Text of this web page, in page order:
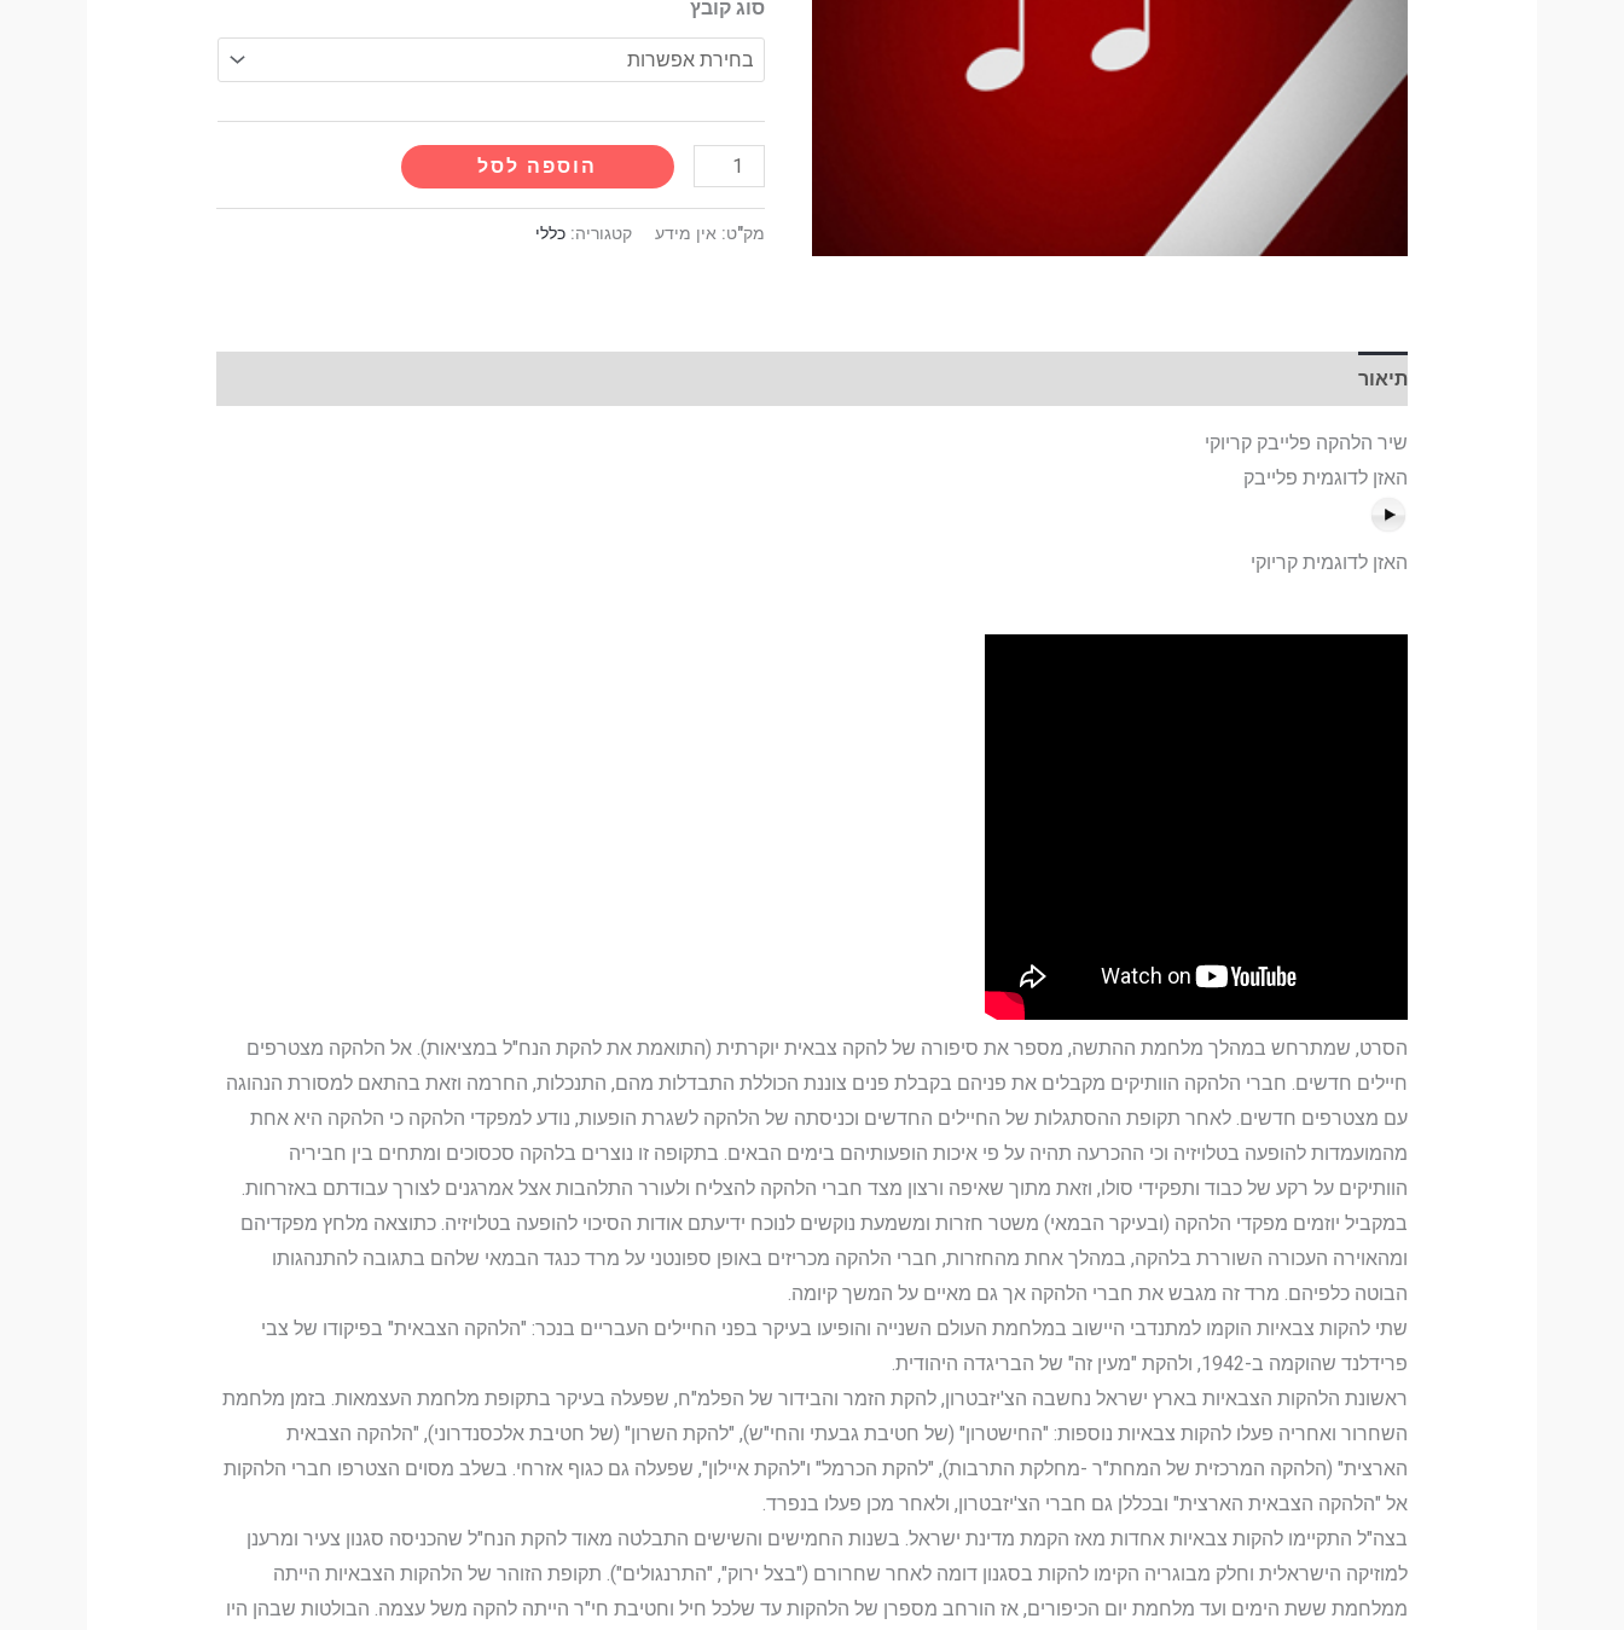
⁦₪ 49.00⁩
סוג קובץ
הוספה לסל
מק"ט:אין מידע קטגוריה:כללי
תיאור
שיר הלהקה פלייבק קריוקי
האזן לדוגמית פלייבק
האזן לדוגמית קריוקי
הסרט, שמתרחש במהלך מלחמת ההתשה, מספר את סיפורה של להקה צבאית יוקרתית (התואמת את להקת הנח"ל במציאות). אל הלהקה מצטרפים
חיילים חדשים. חברי הלהקה הוותיקים מקבלים את פניהם בקבלת פנים צוננת הכוללת התבדלות מהם, התנכלות, החרמה וזאת בהתאם למסורת הנהוגה
עם מצטרפים חדשים. לאחר תקופת ההסתגלות של החיילים החדשים וכניסתה של הלהקה לשגרת הופעות, נודע למפקדי הלהקה כי הלהקה היא אחת
מהמועמדות להופעה בטלויזיה וכי ההכרעה תהיה על פי איכות הופעותיהם בימים הבאים. בתקופה זו נוצרים בלהקה סכסוכים ומתחים בין חביריה
הוותיקים על רקע של כבוד ותפקידי סולו, וזאת מתוך שאיפה ורצון מצד חברי הלהקה להצליח ולעורר התלהבות אצל אמרגנים לצורך עבודתם באזרחות.
במקביל יוזמים מפקדי הלהקה (ובעיקר הבמאי) משטר חזרות ומשמעת נוקשים לנוכח ידיעתם אודות הסיכוי להופעה בטלויזיה. כתוצאה מלחץ מפקדיהם
ומהאוירה העכורה השוררת בלהקה, במהלך אחת מהחזרות, חברי הלהקה מכריזים באופן ספונטני על מרד כנגד הבמאי שלהם בתגובה להתנהגותו
הבוטה כלפיהם. מרד זה מגבש את חברי הלהקה אך גם מאיים על המשך קיומה.
שתי להקות צבאיות הוקמו למתנדבי היישוב במלחמת העולם השנייה והופיעו בעיקר בפני החיילים העבריים בנכר: "הלהקה הצבאית" בפיקודו של צבי
פרידלנד שהוקמה ב-1942, ולהקת "מעין זה" של הבריגדה היהודית.
ראשונת הלהקות הצבאיות בארץ ישראל נחשבה הצ'יזבטרון, להקת הזמר והבידור של הפלמ"ח, שפעלה בעיקר בתקופת מלחמת העצמאות. בזמן מלחמת
השחרור ואחריה פעלו להקות צבאיות נוספות: "החישטרון" (של חטיבת גבעתי והחי"ש), "להקת השרון" (של חטיבת אלכסנדרוני), "הלהקה הצבאית
הארצית" (הלהקה המרכזית של המחת"ר -מחלקת התרבות), "להקת הכרמל" ו"להקת איילון", שפעלה גם כגוף אזרחי. בשלב מסוים הצטרפו חברי הלהקות
אל "הלהקה הצבאית הארצית" ובכללן גם חברי הצ'יזבטרון, ולאחר מכן פעלו בנפרד.
בצה"ל התקיימו להקות צבאיות אחדות מאז הקמת מדינת ישראל. בשנות החמישים והשישים התבלטה מאוד להקת הנח"ל שהכניסה סגנון צעיר ומרענן
למוזיקה הישראלית וחלק מבוגריה הקימו להקות בסגנון דומה לאחר שחרורם ("בצל ירוק", "התרנגולים"). תקופת הזוהר של הלהקות הצבאיות הייתה
ממלחמת ששת הימים ועד מלחמת יום הכיפורים, אז הורחב מספרן של הלהקות עד שלכל חיל וחטיבת חי"ר הייתה להקה משל עצמה. הבולטות שבהן היו